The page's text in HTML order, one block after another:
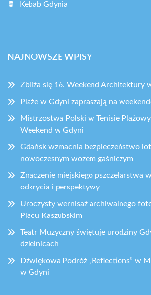
Kebab Gdynia
NAJNOWSZE WPISY
Zbliża się 16. Weekend Architektury
Plaże w Gdyni zapraszają na
Mistrzostwa Polski w Tenisie
Weekend w Gdyni
Gdańsk wzmacnia bezpieczeństwo
nowoczesnym wozem gaśniczym
Znaczenie miejskiego pszczelarstwa
odkrycia i perspektywy
Uroczysty wernisaż archiwalnego
Placu Kaszubskim
Teatr Muzyczny świętuje urodziny
dzielnicach
Dźwiękowa Podróż „Reflections” w
w Gdyni